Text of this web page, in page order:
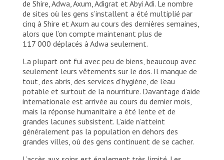
de Shire, Adwa, Axum, Adigrat et Abyi Adi. Le nombre
de sites où les gens s’installent a été multiplié par
cinq à Shire et Axum au cours des dernières semaines,
alors que l’on compte maintenant plus de
117 000 déplacés à Adwa seulement.
La plupart ont fui avec peu de biens, beaucoup avec
seulement leurs vêtements sur le dos. Il manque de
tout, des abris, des services d’hygiène, de l’eau
potable et surtout de la nourriture. Davantage d’aide
internationale est arrivée au cours du dernier mois,
mais la réponse humanitaire a été lente et de
grandes lacunes subsistent. L’aide n’atteint
généralement pas la population en dehors des
grandes villes, où des gens continuent de se cacher.